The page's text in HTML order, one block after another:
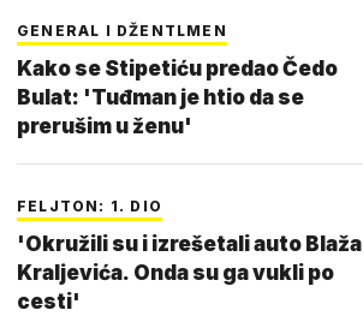
GENERAL I DŽENTLMEN
Kako se Stipetiću predao Čedo
Bulat: 'Tuđman je htio da se
prerušim u ženu'
FELJTON: 1. DIO
'Okružili su i izrešetali auto Blaža
Kraljevića. Onda su ga vukli po
cesti'